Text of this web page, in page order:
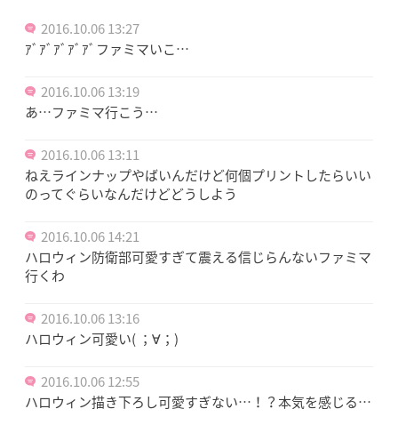
2016.10.06 13:27
ｱﾞｱﾞｱﾞｱﾞｱﾞファミマいこ…
2016.10.06 13:19
あ…ファミマ行こう…
2016.10.06 13:11
ねえラインナップやばいんだけど何個プリントしたらいい
のってぐらいなんだけどどうしよう
2016.10.06 14:21
ハロウィン防衛部可愛すぎて震える信じらんないファミマ
行くわ
2016.10.06 13:16
ハロウィン可愛い( ；∀；)
2016.10.06 12:55
ハロウィン描き下ろし可愛すぎない…！？本気を感じる…